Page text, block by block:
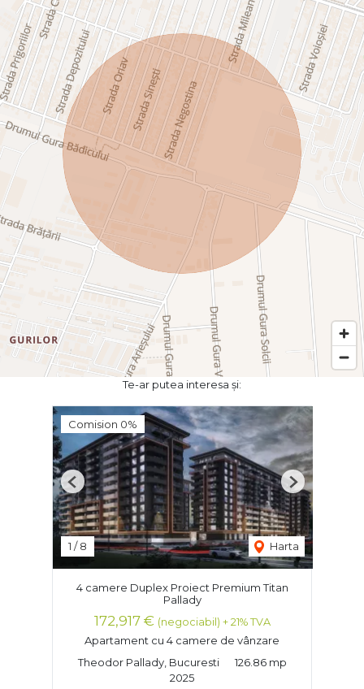
Te-ar putea interesa și:
Comision 0%
1 /8 Harta
Previous Next
4 camere Duplex Proiect Premium Titan
Pallady
172,917 € (negociabil) + 21% TVA
Apartament cu 4 camere de vânzare
Theodor Pallady, Bucuresti
126.86 mp
2025